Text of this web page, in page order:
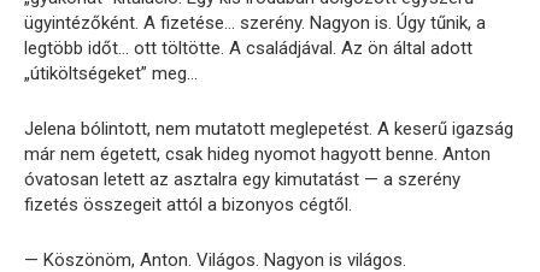
ügyintézőként. A fizetése… szerény. Nagyon is. Úgy tűnik, a
legtöbb időt… ott töltötte. A családjával. Az ön által adott
„útiköltségeket” meg…
Jelena bólintott, nem mutatott meglepetést. A keserű igazság
már nem égetett, csak hideg nyomot hagyott benne. Anton
óvatosan letett az asztalra egy kimutatást — a szerény
fizetés összegeit attól a bizonyos cégtől.
— Köszönöm, Anton. Világos. Nagyon is világos.